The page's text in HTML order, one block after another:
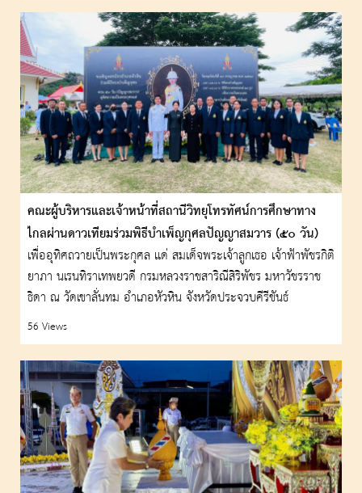
คณะผู้บริหารและเจ้าหน้าที่สถานีวิทยุโทรทัศน์การศึกษาทาง
ไกลผ่านดาวเทียมร่วมพิธีบำเพ็ญกุศลปัญญาสมวาร (๕๐ วัน)
เพื่ออุทิศถวายเป็นพระกุศล แด่ สมเด็จพระเจ้าลูกเธอ เจ้าฟ้าพัชรกิติ
ยาภา นเรนทิราเทพยวดี กรมหลวงราชสาริณีสิริพัชร มหาวัชรราช
ธิดา ณ วัดเขาลั่นทม อำเภอหัวหิน จังหวัดประจวบคีรีขันธ์
56 Views